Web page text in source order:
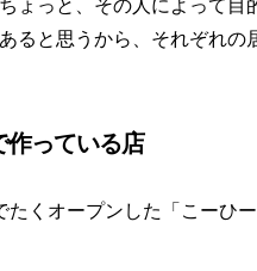
ょっと、その人によって
ると思うから、それぞれの
作っている店
くオープンした「こーひ